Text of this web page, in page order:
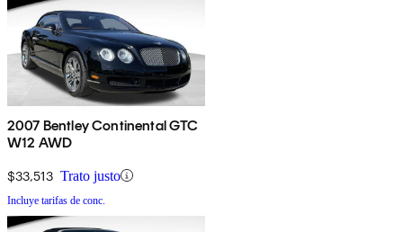
2007 Bentley Continental GTC
W12 AWD
$33,513 Trato justo
Incluye tarifas de conc.